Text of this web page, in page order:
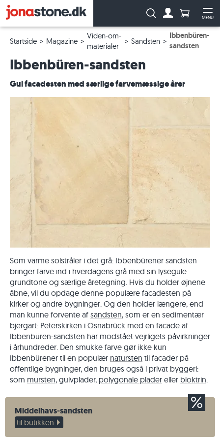
MENU
Søg: Antal
Startside Magazine
Viden-om-
materialer
Sandsten
Ibbenbüren-
sandsten
Ibbenbüren-sandsten
Gul facadesten med særlige farvemæssige årer
Som varme solstråler i det grå: Ibbenbürener sandsten
bringer farve ind i hverdagens grå med sin lysegule
grundtone og særlige åretegning. Hvis du holder øjnene
åbne, vil du opdage denne populære facadesten på
kirker og andre bygninger. Og den holder længere, end
man kunne forvente af sandsten, som er en sedimentær
bjergart: Peterskirken i Osnabrück med en facade af
Ibbenbüren-sandsten har modstået vejrligets påvirkninger
i århundreder. Den smukke farve gør ikke kun
Ibbenbürener til en populær natursten til facader på
offentlige bygninger, den bruges også i privat byggeri:
som mursten, gulvplader, polygonale plader eller bloktrin.
Middelhavs-sandsten
til butikken